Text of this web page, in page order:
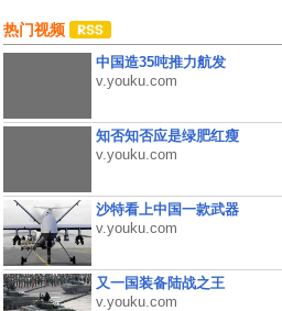
热门视频
中国造35吨推力航发
v.youku.com
知否知否应是绿肥红瘦
v.youku.com
沙特看上中国一款武器
v.youku.com
又一国装备陆战之王
v.youku.com